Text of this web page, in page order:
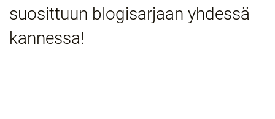
suosittuun blogisarjaan yhdessä
kannessa!